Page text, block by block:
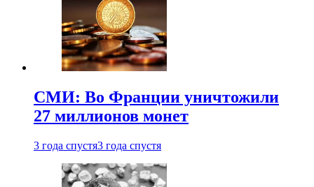
СМИ: Во Франции уничтожили
27 миллионов монет
3 года спустя3 года спустя